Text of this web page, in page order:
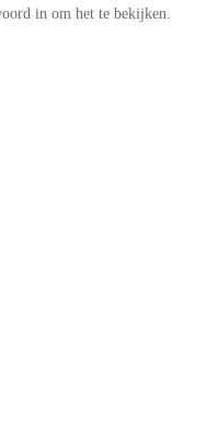
in om het te bekijken.